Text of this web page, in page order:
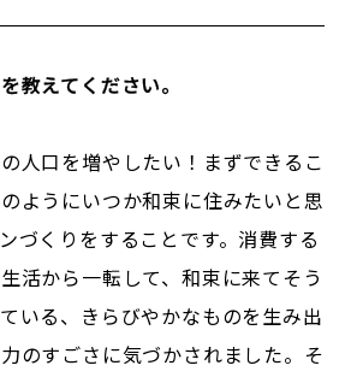
教えてください。
人口を増やしたい！まずできるこ
ようにいつか和束に住みたいと思
づくりをすることです。消費する
活から一転して、和束に来てそう
いる、きらびやかなものを生み出
のすごさに気づかされました。そ